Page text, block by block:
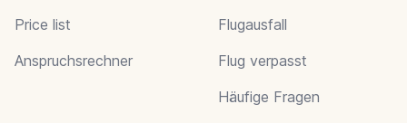
Price list
Anspruchsrechner
Flugausfall
Flug verpasst
Häufige Fragen